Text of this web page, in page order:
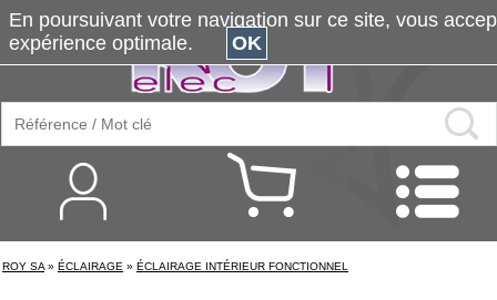
ROY SA » ÉCLAIRAGE » ÉCLAIRAGE INTÉRIEUR FONCTIONNEL
En poursuivant votre navigation sur ce site, vous
expérience optimale.
OK